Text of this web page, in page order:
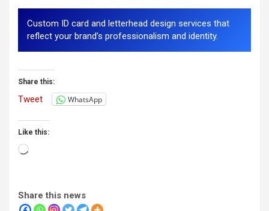
Custom ID card and letterhead design services that
reflect your brand’s professionalism and identity.
Share this:
Tweet WhatsApp
Like this:
Loading…
Share this news